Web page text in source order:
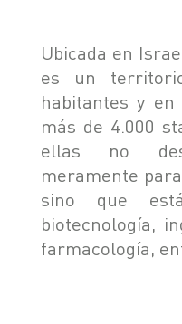
Ubicada en
es un
habitantes y
más de 4.000
ellas no
meramente
sino que
biotecnología,
farmacología,